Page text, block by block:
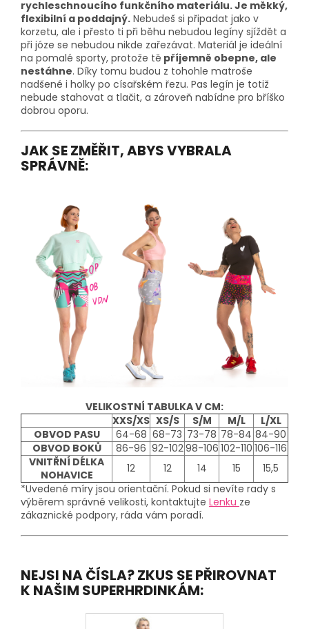
rychleschnoucího funkčního materiálu. Je měkký,
flexibilní a poddajný. Nebudeš si připadat jako v
korzetu, ale i přesto ti při běhu nebudou legíny sjíždět a
při józe se nebudou nikde zařezávat. Materiál je ideální
na pomalé sporty, protože tě příjemně obepne, ale
nestáhne. Díky tomu budou z tohohle matroše
nadšené i holky po císařském řezu. Pas legín je totiž
nebude stahovat a tlačit, a zároveň nabídne pro bříško
dobrou oporu.
JAK SE ZMĚŘIT, ABYS VYBRALA
SPRÁVNĚ:
VELIKOSTNÍ TABULKA V CM:
XXS/XS XS/S S/M M/L
L/XL
OBVOD PASU
64-68 68-73 73-78 78-84 84-90
OBVOD BOKŮ
86-96 92-10298-106 102-110 106-116
VNITŘNÍ DÉLKA
NOHAVICE
12 12 14 15
15,5
*Uvedené míry jsou orientační. Pokud si nevíte rady s
výběrem správné velikosti, kontaktujte Lenku ze
zákaznické podpory, ráda vám poradí.
NEJSI NA ČÍSLA? ZKUS SE PŘIROVNAT
K NAŠIM SUPERHRDINKÁM: